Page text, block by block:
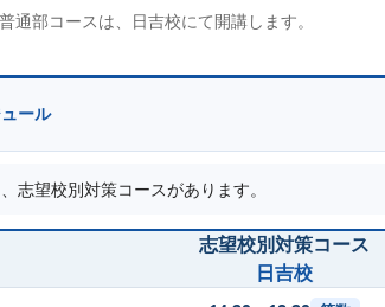
通部コースは、日吉校にて開講します。
ール
志望校別対策コースがあります。
志望校別対策コース
日吉校